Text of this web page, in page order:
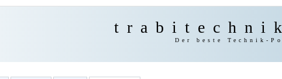
Der beste Technik-